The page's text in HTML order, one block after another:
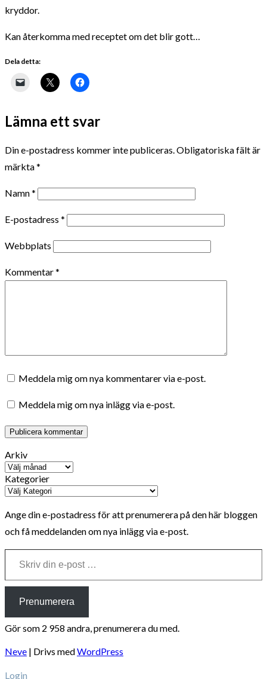
kryddor.
Kan återkomma med receptet om det blir gott…
Dela detta:
Lämna ett svar
Din e-postadress kommer inte publiceras. Obligatoriska fält är
märkta*
Namn*
E-postadress *
Webbplats
Kommentar*
Meddela mig om nya kommentarer via e-post.
Meddela mig om nya inlägg via e-post.
Arkiv
Kategorier
Ange din e-postadress för att prenumerera på den här bloggen
och få meddelanden om nya inlägg via e-post.
Skriv din e-post …
Prenumerera
Gör som 2 958 andra, prenumerera du med.
Neve | Drivs medWordPress
Login